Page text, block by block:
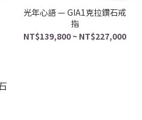
光年心語 — GIA1克拉鑽石戒
指
NT$139,800 ~ NT$227,000